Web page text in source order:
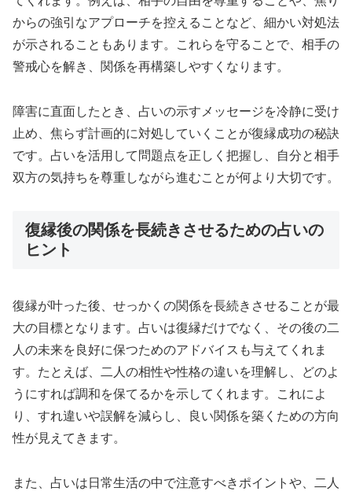
からの強引なアプローチを控えることなど、細かい対処法
が示されることもあります。これらを守ることで、相手の
警戒心を解き、関係を再構築しやすくなります。
障害に直面したとき、占いの示すメッセージを冷静に受け
止め、焦らず計画的に対処していくことが復縁成功の秘訣
です。占いを活用して問題点を正しく把握し、自分と相手
双方の気持ちを尊重しながら進むことが何より大切です。
復縁後の関係を長続きさせるための占いの
ヒント
復縁が叶った後、せっかくの関係を長続きさせることが最
大の目標となります。占いは復縁だけでなく、その後の二
人の未来を良好に保つためのアドバイスも与えてくれま
す。たとえば、二人の相性や性格の違いを理解し、どのよ
うにすれば調和を保てるかを示してくれます。これによ
り、すれ違いや誤解を減らし、良い関係を築くための方向
性が見えてきます。
また、占いは日常生活の中で注意すべきポイントや、二人